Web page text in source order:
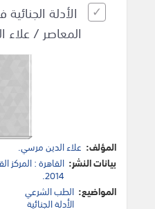
الأدلة
المعاصر /
المؤلف: علاء الدين مرسي.
بيانات النشر: القاهرة : المركز
2014.
المواضيع: الطب الشرعي
الأدلة الجنائية